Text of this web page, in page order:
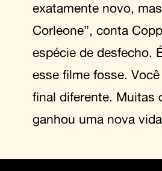
exatamente novo,
Corleone”, conta
espécie de desfecho.
esse filme fosse.
final diferente. Muitas
ganhou uma nova